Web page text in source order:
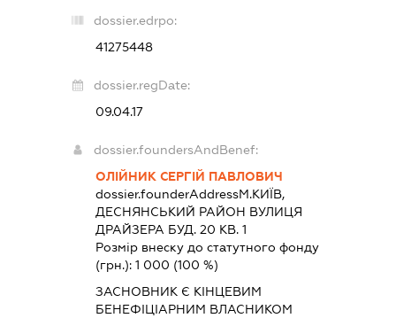
dossier.edrpo:
41275448
dossier.regDate:
09.04.17
dossier.foundersAndBenef:
ОЛІЙНИК СЕРГІЙ ПАВЛОВИЧ
dossier.founderAddressМ.КИЇВ,
ДЕСНЯНСЬКИЙ РАЙОН ВУЛИЦЯ
ДРАЙЗЕРА БУД. 20 КВ. 1
Розмір внеску до статутного фонду
(грн.):1 000 (100 %)
ЗАСНОВНИК Є КІНЦЕВИМ
БЕНЕФІЦІАРНИМ ВЛАСНИКОМ